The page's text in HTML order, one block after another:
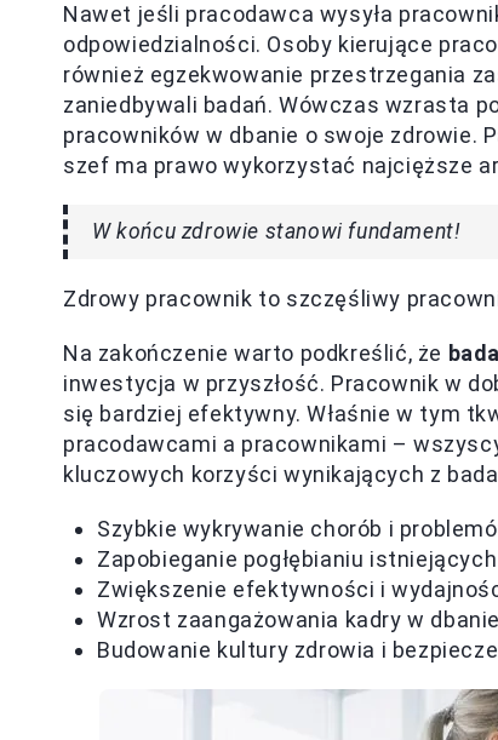
Nawet jeśli pracodawca wysyła
odpowiedzialności. Osoby kierujące
również egzekwowanie przestrzegania
zaniedbywali badań. Wówczas wzrasta
pracowników w dbanie o swoje zdrowie.
szef ma prawo wykorzystać najcięższe
W końcu zdrowie stanowi fundament!
Zdrowy pracownik to szczęśliwy
Na zakończenie warto podkreślić, że
inwestycja w przyszłość. Pracownik w
się bardziej efektywny. Właśnie w tym
pracodawcami a pracownikami –
kluczowych korzyści wynikających z
Szybkie wykrywanie chorób i
Zapobieganie pogłębianiu
Zwiększenie efektywności i
Wzrost zaangażowania kadry w
Budowanie kultury zdrowia i